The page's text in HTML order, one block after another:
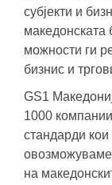
субјекти и
македонската
можности ги
бизнис и
GS1
1000
стандарди
овозможуваме
на